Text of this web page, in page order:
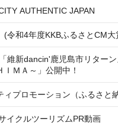
AUTHENTIC JAPAN
(令和4年度KKBふるさとCM
維新dancin'鹿児島市リター
ＩＭＡ～」公開中！
ィプロモーション（ふるさと
イクルツーリズムPR動画